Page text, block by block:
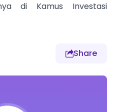
di Kamus Investasi
Share